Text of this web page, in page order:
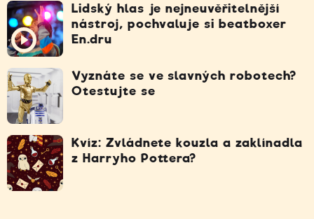
Lidský hlas je nejneuvěřitelnější
nástroj, pochvaluje si beatboxer
En.dru
Vyznáte se ve slavných robotech?
Otestujte se
Kvíz: Zvládnete kouzla a zaklínadla
z Harryho Pottera?